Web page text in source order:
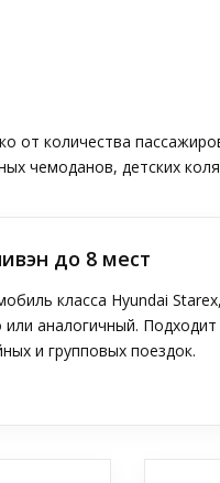
от количества
чемоданов, детских
до 8 мест
класса Hyundai
или аналогичный. Подходит
и групповых поездок.